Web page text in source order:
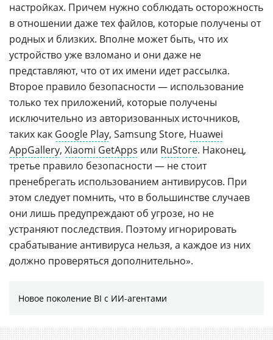
настройках. Причем нужно соблюдать осторожность
в отношении даже тех файлов, которые получены от
родных и близких. Вполне может быть, что их
устройство уже взломано и они даже не
представляют, что от их имени идет рассылка.
Второе правило безопасности — использование
только тех приложений, которые получены
исключительно из авторизованных источников,
таких как Google Play, Samsung Store, Huawei
AppGallery, Xiaomi GetApps или RuStore. Наконец,
третье правило безопасности — не стоит
пренебрегать использованием антивирусов. При
этом следует помнить, что в большинстве случаев
они лишь предупреждают об угрозе, но не
устраняют последствия. Поэтому игнорировать
срабатывание антивируса нельзя, а каждое из них
должно проверяться дополнительно».
Новое поколение BI с ИИ-агентами